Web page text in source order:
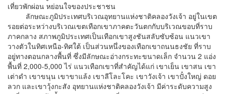
เที่ยวพักผ่อน หย่อนใจของประชาชน
ลักษณะภูมิประเทศบริเวณอุทยานแห่งชาติคลองวังเจ้า อยู่ในเขต
รอยต่อระหว่างบริเวณเขตเทือกเขาภาคตะวันตกกับบริเวณขอบที่ราบ
ภาคกลาง สภาพภูมิประเทศเป็นเทือกเขาสูงชันสลับซับซ้อน แนวเขา
วางตัวในทิศเหนือ-ทิศใต้ เป็นส่วนหนึ่งของเทือกเขาถนนธงชัย ที่ราบ
อยู่ทางตอนกลางพื้นที่ ซึ่งมีลักษณะอ่างกระทะขนาดเล็ก จำนวน 2 แอ่ง
พื้นที่ 2,000-5,000 ไร่ แนวเทือกเขาที่สำคัญได้แก่ เขาเย็น เขาสน เขา
เต่าดำ เขาขนุน เขาขาแล้ง เขาลีโละโคะ เขาวังเจ้า เขาปั๋งใหญ่ ดอย
ลวก และเขาวุ้งกะสัง อุทยานแห่งชาติคลองวังเจ้า มีค่าระดับความสูง